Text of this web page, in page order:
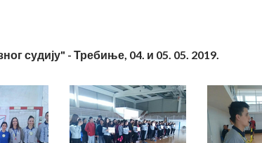
судију" - Требиње, 04. и 05. 05. 2019.